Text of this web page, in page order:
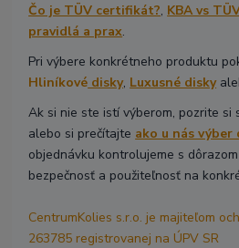
Čo je TÜV certifikát?, KBA vs
pravidlá a prax.
Pri výbere konkrétneho produktu
Hliníkové disky, Luxusné disky
Ak si nie ste istí výberom, pozrite si
alebo si prečítajte ako u nás výber
objednávku kontrolujeme s
bezpečnosť a použiteľnosť na
CentrumKolies s.r.o. je majiteľom
263785 registrovanej na ÚPV SR